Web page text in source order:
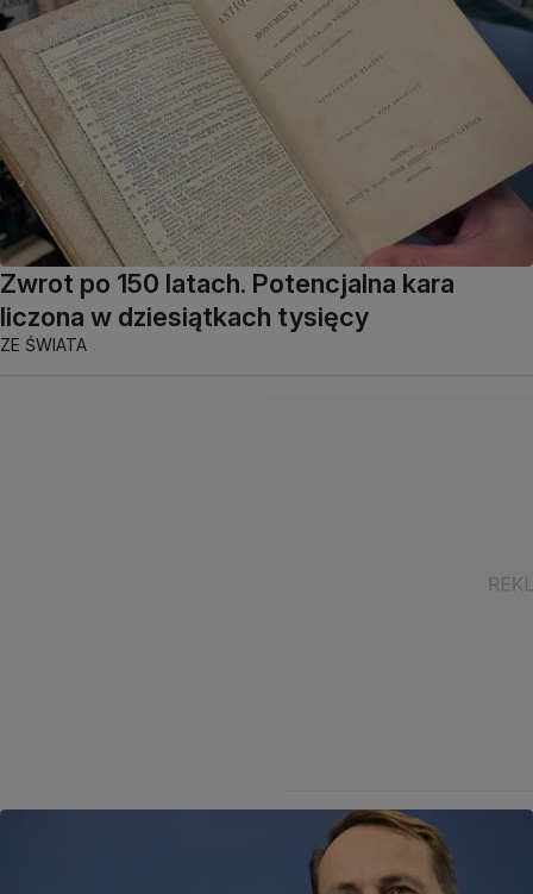
Zwrot po 150 latach. Potencjalna kara
liczona w dziesiątkach tysięcy
ZE ŚWIATA